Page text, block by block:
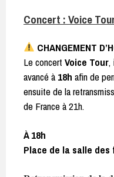
Concert : Voice
CHANGEMENT
Le concert Voice Tour,
avancé à 18h afin de
ensuite de la
de France à 21h.
À 18h
Place de la salle des